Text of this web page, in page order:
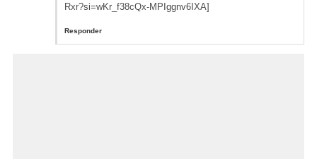
Rxr?si=wKr_f38cQx-MPIggnv6IXA]
Responder